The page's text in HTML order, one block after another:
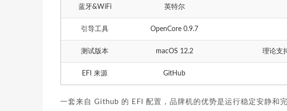
蓝牙&WiFi 英特尔
引导工具 OpenCore 0.9.7
测试版本 macOS 12.2 理论支
EFI 来源 GitHub
一套来自 Github 的 EFI 配置，品牌机的优势是运行稳定安静和